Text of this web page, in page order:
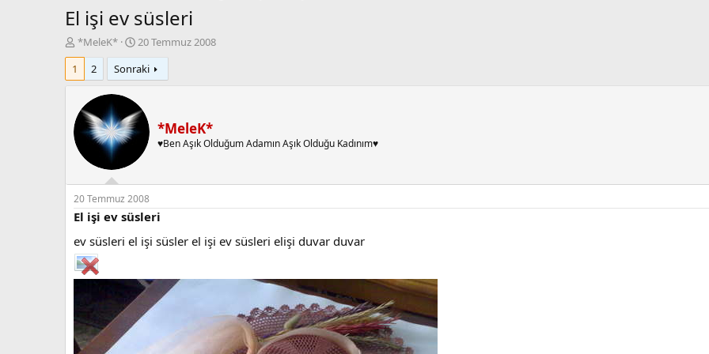
El işi ev süsleri
K
o
b
y
a
l
a
t
a
n
*MeleK*
B
a
ş
l
n
ç
a
r
i
h
20 Temmuz 2008
1
2 Sonraki
*MeleK*
♥Ben Aşık Olduğum Adamın Aşık Olduğu Kadınım♥
20 Temmuz 2008
El işi ev süsleri
ev süsleri el işi süsler el işi ev süsleri elişi duvar duvar